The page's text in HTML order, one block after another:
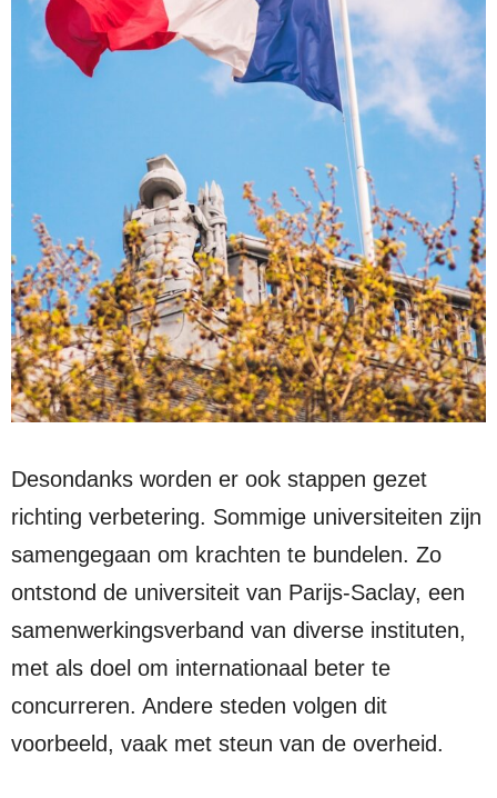
Desondanks worden er ook stappen gezet
richting verbetering. Sommige universiteiten zijn
samengegaan om krachten te bundelen. Zo
ontstond de universiteit van Parijs-Saclay, een
samenwerkingsverband van diverse instituten,
met als doel om internationaal beter te
concurreren. Andere steden volgen dit
voorbeeld, vaak met steun van de overheid.